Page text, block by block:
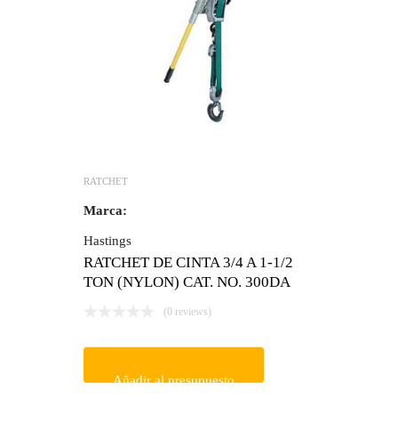
RATCHET
Marca:
Hastings
RATCHET DE CINTA 3/4 A 1-1/2
TON (NYLON) CAT. NO. 300DA
(0 reviews)
Añadir al presupuesto